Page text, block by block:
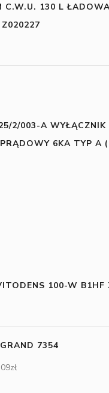
C.W.U. 130 L
2/003-A WYŁĄCZNIK
6KA TYP A
100-W B1HF
7354
zł